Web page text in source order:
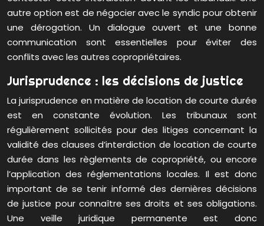
autre option est de négocier avec le syndic pour obtenir
une dérogation. Un dialogue ouvert et une bonne
communication sont essentielles pour éviter des
conflits avec les autres copropriétaires.
Jurisprudence : les décisions de justice
La jurisprudence en matière de location de courte durée
est en constante évolution. Les tribunaux sont
régulièrement sollicités pour des litiges concernant la
validité des clauses d’interdiction de location de courte
durée dans les règlements de copropriété, ou encore
l’application des réglementations locales. Il est donc
important de se tenir informé des dernières décisions
de justice pour connaître ses droits et ses obligations.
Une veille juridique permanente est donc